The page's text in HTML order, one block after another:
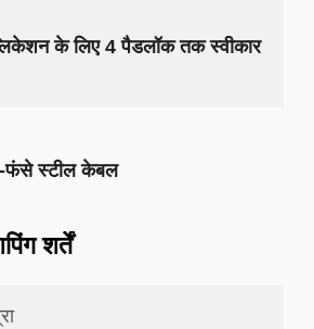
के लिए 4 पैडलॉक तक स्वीकार
फंसे स्टील केबल
शर्तें